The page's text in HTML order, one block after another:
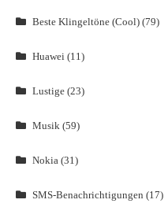
Beste Klingeltöne (Cool) (79)
Huawei (11)
Lustige (23)
Musik (59)
Nokia (31)
SMS-Benachrichtigungen (17)